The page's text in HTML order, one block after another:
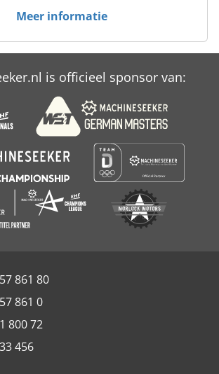
Meer informatie
is officieel sponsor van:
861 80
861 0
800 72
456